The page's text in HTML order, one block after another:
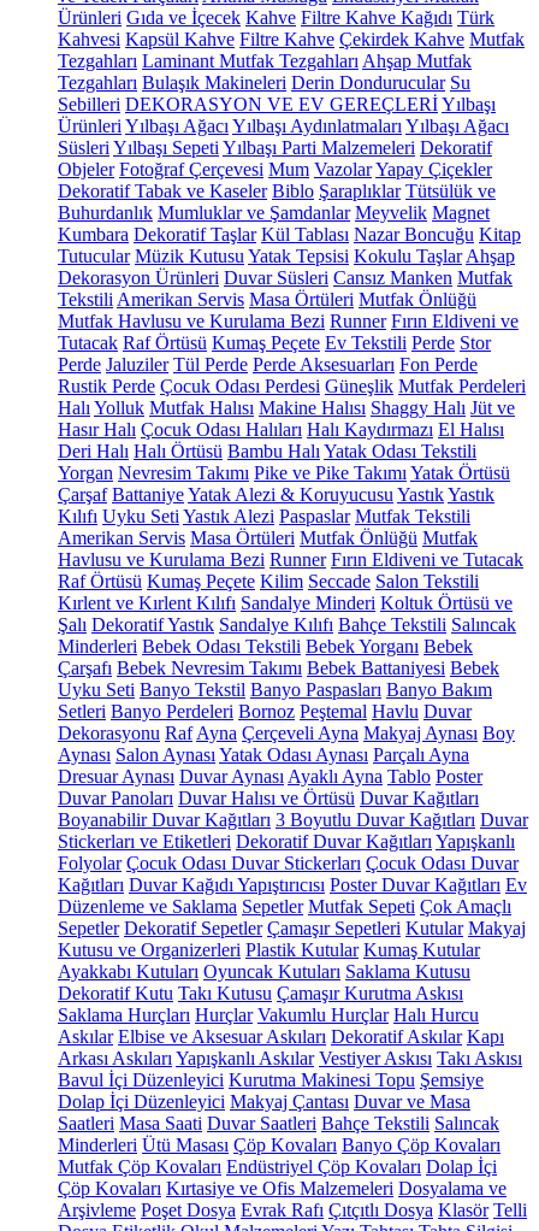
Ürünleri Gıda ve İçecek Kahve Filtre Kahve Kağıdı Türk
Kahvesi Kapsül Kahve Filtre Kahve Çekirdek Kahve Mutfak
Tezgahları Laminant Mutfak Tezgahları Ahşap Mutfak
Tezgahları Bulaşık Makineleri Derin Dondurucular Su
Sebilleri DEKORASYON VE EV GEREÇLERİYılbaşı
Ürünleri Yılbaşı Ağacı Yılbaşı Aydınlatmaları Yılbaşı Ağacı
Süsleri Yılbaşı Sepeti Yılbaşı Parti Malzemeleri Dekoratif
Objeler Fotoğraf Çerçevesi Mum VazolarYapay Çiçekler
Dekoratif Tabak ve Kaseler Biblo Şaraplıklar Tütsülük ve
Buhurdanlık Mumluklar ve Şamdanlar Meyvelik Magnet
Kumbara Dekoratif Taşlar Kül Tablası Nazar Boncuğu Kitap
Tutucular Müzik Kutusu Yatak Tepsisi Kokulu Taşlar Ahşap
Dekorasyon Ürünleri Duvar Süsleri Cansız Manken Mutfak
Tekstili Amerikan Servis Masa Örtüleri Mutfak Önlüğü
Mutfak Havlusu ve Kurulama Bezi Runner Fırın Eldiveni ve
Tutacak Raf Örtüsü Kumaş Peçete Ev Tekstili Perde Stor
Perde Jaluziler Tül Perde Perde Aksesuarları Fon Perde
Rustik Perde Çocuk Odası Perdesi Güneşlik Mutfak Perdeleri
Halı Yolluk Mutfak Halısı Makine Halısı Shaggy Halı Jüt ve
Hasır Halı Çocuk Odası Halıları Halı Kaydırmazı El Halısı
Deri Halı Halı Örtüsü Bambu Halı Yatak Odası Tekstili
Yorgan Nevresim Takımı Pike ve Pike Takımı Yatak Örtüsü
Çarşaf BattaniyeYatak Alezi & Koruyucusu YastıkYastık
Kılıfı Uyku Seti Yastık Alezi Paspaslar Mutfak Tekstili
Amerikan Servis Masa Örtüleri Mutfak Önlüğü Mutfak
Havlusu ve Kurulama Bezi Runner Fırın Eldiveni ve Tutacak
Raf Örtüsü Kumaş Peçete Kilim Seccade Salon Tekstili
Kırlent ve Kırlent Kılıfı Sandalye Minderi Koltuk Örtüsü ve
Şalı Dekoratif Yastık Sandalye Kılıfı Bahçe Tekstili Salıncak
Minderleri Bebek Odası Tekstili Bebek Yorganı Bebek
Çarşafı Bebek Nevresim Takımı Bebek Battaniyesi Bebek
Uyku Seti Banyo Tekstil Banyo Paspasları Banyo Bakım
Setleri Banyo Perdeleri Bornoz Peştemal Havlu Duvar
Dekorasyonu Raf Ayna Çerçeveli Ayna Makyaj Aynası Boy
Aynası Salon Aynası Yatak Odası Aynası Parçalı Ayna
Dresuar Aynası Duvar Aynası Ayaklı Ayna Tablo Poster
Duvar Panoları Duvar Halısı ve Örtüsü Duvar Kağıtları
Boyanabilir Duvar Kağıtları 3 Boyutlu Duvar Kağıtları Duvar
Stickerları ve Etiketleri Dekoratif Duvar Kağıtları Yapışkanlı
Folyolar Çocuk Odası Duvar Stickerları Çocuk Odası Duvar
Kağıtları Duvar Kağıdı Yapıştırıcısı Poster Duvar Kağıtları Ev
Düzenleme ve Saklama Sepetler Mutfak Sepeti Çok Amaçlı
Sepetler Dekoratif Sepetler Çamaşır Sepetleri Kutular Makyaj
Kutusu ve Organizerleri Plastik Kutular Kumaş Kutular
Ayakkabı Kutuları Oyuncak Kutuları Saklama Kutusu
Dekoratif Kutu Takı Kutusu Çamaşır Kurutma Askısı
Saklama Hurçları Hurçlar Vakumlu Hurçlar Halı Hurcu
Askılar Elbise ve Aksesuar Askıları Dekoratif Askılar Kapı
Arkası Askıları Yapışkanlı Askılar Vestiyer Askısı Takı Askısı
Bavul İçi Düzenleyici Kurutma Makinesi Topu Şemsiye
Dolap İçi Düzenleyici Makyaj Çantası Duvar ve Masa
Saatleri Masa Saati Duvar Saatleri Bahçe Tekstili Salıncak
Minderleri Ütü Masası Çöp Kovaları Banyo Çöp Kovaları
Mutfak Çöp Kovaları Endüstriyel Çöp Kovaları Dolap İçi
Çöp Kovaları Kırtasiye ve Ofis Malzemeleri Dosyalama ve
Arşivleme Poşet Dosya Evrak Rafı Çıtçıtlı Dosya Klasör Telli